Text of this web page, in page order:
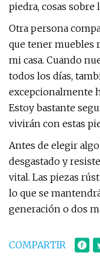
piedra, cosas
Otra persona
que tener muebles
mi casa. Cuando
todos los días,
excepcionalmente
Estoy bastante
vivirán con estas
Antes de elegir
desgastado y
vital. Las piezas
lo que se
generación o dos
COMPARTIR